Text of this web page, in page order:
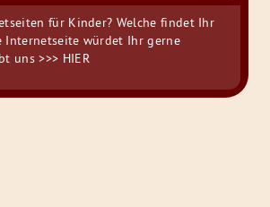
für Kinder? Welche findet Ihr
Internetseite würdet Ihr gerne
uns>>> HIER